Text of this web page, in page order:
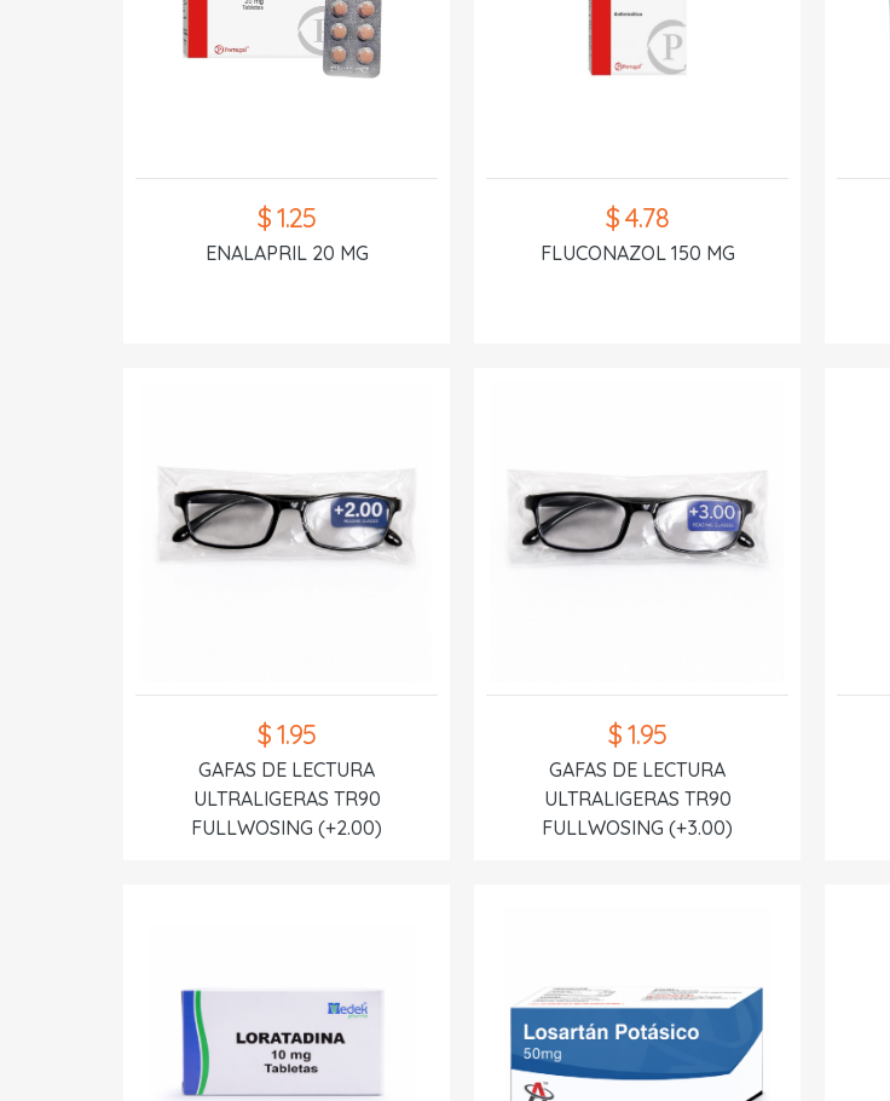
$ 1.25
ENALAPRIL 20 MG
$ 4.78
FLUCONAZOL 150 MG
$ 1.95
GAFAS DE LECTURA
ULTRALIGERAS TR90
FULLWOSING (+2.00)
$ 1.95
GAFAS DE LECTURA
ULTRALIGERAS TR90
FULLWOSING (+3.00)